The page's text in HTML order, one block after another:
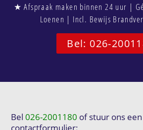
★ Afspraak maken binnen 24 uur |
Loenen | Incl. Bewijs
Bel: 026-
Bel026-2001180 of stuur ons